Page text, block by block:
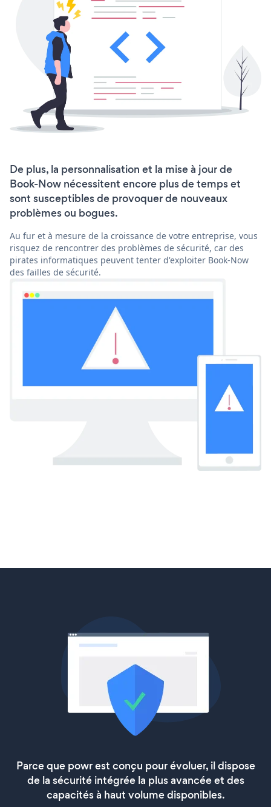
De plus, la personnalisation et la mise à jour de
Book-Now nécessitent encore plus de temps et
sont susceptibles de provoquer de nouveaux
problèmes ou bogues.
Au fur et à mesure de la croissance de votre entreprise, vous
risquez de rencontrer des problèmes de sécurité, car des
pirates informatiques peuvent tenter d'exploiter Book-Now
des failles de sécurité.
Parce que powr est conçu pour évoluer, il dispose
de la sécurité intégrée la plus avancée et des
capacités à haut volume disponibles.